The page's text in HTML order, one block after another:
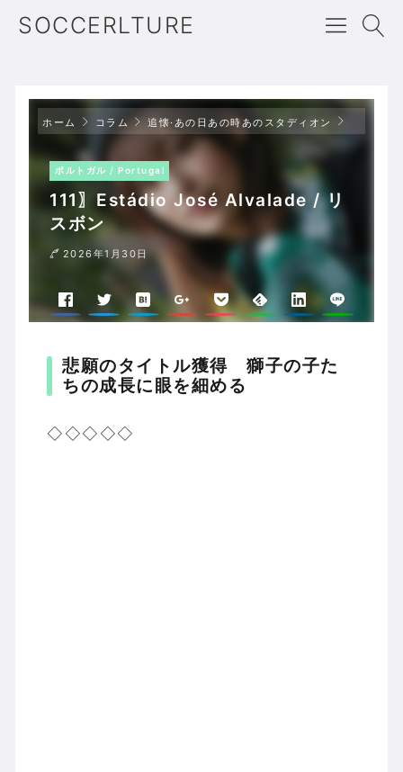
SOCCERLTURE
ホーム コラム 追懐·あの日あの時あのスタディオン
ポルトガル / Portugal
111〗Estádio José Alvalade / リ
スボン
2026年1月30日
悲願のタイトル獲得 獅子の子た
ちの成長に眼を細める
◇◇◇◇◇